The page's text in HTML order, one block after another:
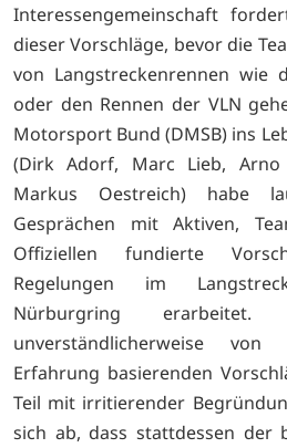
Interessengemeinschaft
dieser Vorschläge, bevor die
von Langstreckenrennen wie
oder den Rennen der VLN
Motorsport Bund (DMSB) ins
(Dirk Adorf, Marc Lieb, Arno
Markus Oestreich) habe
Gesprächen mit Aktiven,
Offiziellen fundierte
Regelungen im
Nürburgring
unverständlicherweise
Erfahrung basierenden
Teil mit irritierender
sich ab, dass stattdessen der